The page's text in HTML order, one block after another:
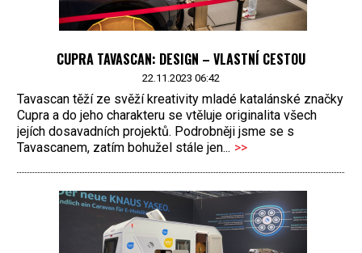
CUPRA TAVASCAN: DESIGN – VLASTNÍ CESTOU
22.11.2023 06:42
Tavascan těží ze svěží kreativity mladé katalánské značky
Cupra a do jeho charakteru se vtěluje originalita všech
jejích dosavadních projektů. Podrobněji jsme se s
Tavascanem, zatím bohužel stále jen... >>